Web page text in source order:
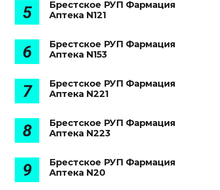
5
Брестское РУП Фармация
Аптека N121
6
Брестское РУП Фармация
Аптека N153
7
Брестское РУП Фармация
Аптека N221
8
Брестское РУП Фармация
Аптека N223
9
Брестское РУП Фармация
Аптека N20